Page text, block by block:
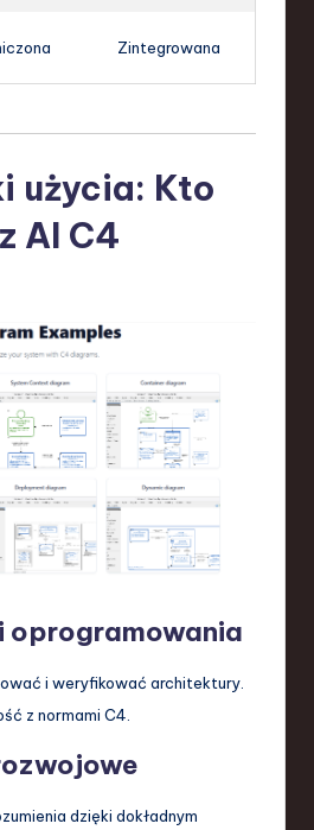
Zintegrowana
użycia: Kto
AI C4
oprogramowania
i weryfikować architektury.
z normami C4.
dzięki dokładnym